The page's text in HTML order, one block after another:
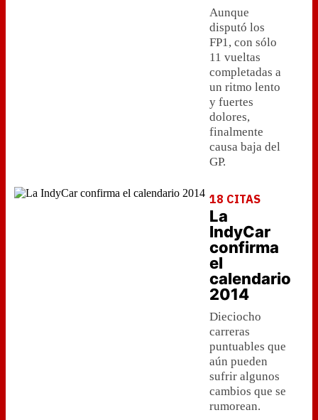
Aunque
disputó los
FP1, con sólo
11 vueltas
completadas a
un ritmo lento
y fuertes
dolores,
finalmente
causa baja del
GP.
18 CITAS
La
IndyCar
confirma
el
calendario
2014
Dieciocho
carreras
puntuables que
aún pueden
sufrir algunos
cambios que se
rumorean.